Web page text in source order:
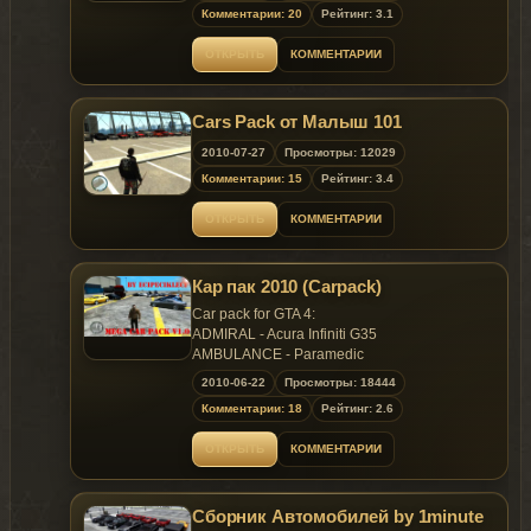
Select this function and input the car name to
spawn it
Ingame car names
Camaro ZL1 zl1
Aventador lp700
P1 p1
GTR Nismo gtrnismo
Known bugs
Currently we find cars can't be stored by trainer
and the game itself, you need to spawn it every
time you enter the game
Комментарии: 20
Рейтинг: 3.1
КОММЕНТАРИИ
Cars Pack от Малыш 101
2010-07-27
Просмотры: 12029
Комментарии: 15
Рейтинг: 3.4
КОММЕНТАРИИ
Кар пак 2010 (Carpack)
Car pack for GTA 4:
ADMIRAL - Acura Infiniti G35
AMBULANCE - Paramedic
BANSHEE - Lamborgini Murcielago
BIFF - Renault Truck
BLISTA - Alfaromeo Mito
BOBCAT - BOBCAT Monster
CHAVOS - Plymouth CudaA COGNOSCENTI -
Audi S4
COMET - Porsche Cayman S
COQUETTE - Chevrolet Corvette Z06
2010-06-22
Просмотры: 18444
Комментарии: 18
Рейтинг: 2.6
КОММЕНТАРИИ
Сборник Автомобилей by 1minute